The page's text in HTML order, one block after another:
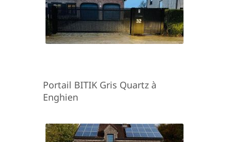
Portail BITIK Gris Quartz à
Enghien